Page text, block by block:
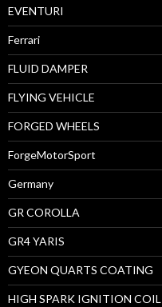
EVENTURI
Ferrari
FLUID DAMPER
FLYING VEHICLE
FORGED WHEELS
ForgeMotorSport
Germany
GR COROLLA
GR4 YARIS
GYEON QUARTS COATING
HIGH SPARK IGNITION COIL